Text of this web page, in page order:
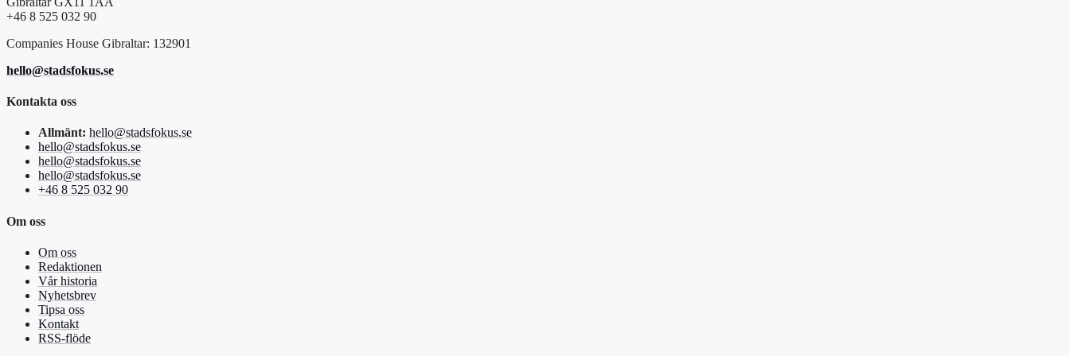
+46 8 525 032 90
Companies House Gibraltar: 132901
hello@stadsfokus.se
Kontakta oss
Allmänt: hello@stadsfokus.se
hello@stadsfokus.se
hello@stadsfokus.se
hello@stadsfokus.se
+46 8 525 032 90
Om oss
Om oss
Redaktionen
Vår historia
Nyhetsbrev
Tipsa oss
Kontakt
RSS-flöde